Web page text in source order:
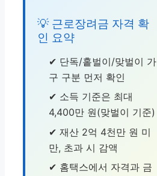
💡 근로장려금 자격 확
인 요약
✔ 단독/홑벌이/맞벌이 가
구 구분 먼저 확인
✔ 소득 기준은 최대
4,400만 원(맞벌이 기준)
✔ 재산 2억 4천만 원 미
만, 초과 시 감액
✔ 홈택스에서 자격과 금